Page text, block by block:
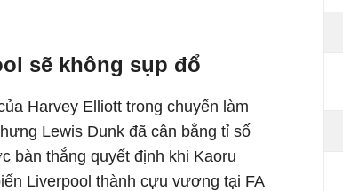
sẽ không sụp đổ
Harvey Elliott trong chuyến làm
Lewis Dunk đã cân bằng tỉ số
bàn thắng quyết định khi Kaoru
Liverpool thành cựu vương tại FA